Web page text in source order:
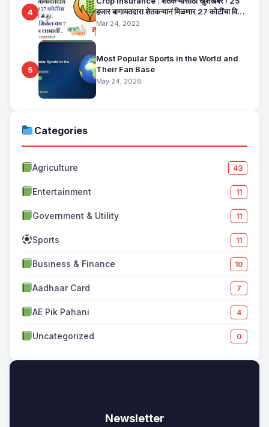
4
हजार बागायतदारा शेतकऱ्यानं मिळणार 27 कोटींचा विमा
मंजूर, कसा तो वाचा सविस्तर
Mar 24, 2022
5
Most Popular Sports in the World and
Their Fan Base
May 24, 2026
Categories
Agriculture 43
Entertainment 11
Government & Utility 11
Sports 11
Business & Finance 10
Aadhaar Card 7
AE Pik Pahani 4
Uncategorized 0
Newsletter